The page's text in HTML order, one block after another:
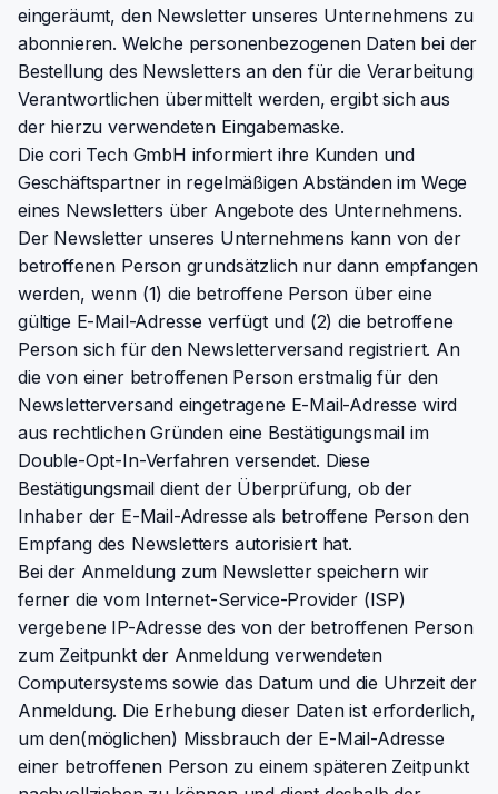
eingeräumt, den Newsletter unseres Unternehmens zu
abonnieren. Welche personenbezogenen Daten bei der
Bestellung des Newsletters an den für die Verarbeitung
Verantwortlichen übermittelt werden, ergibt sich aus
der hierzu verwendeten Eingabemaske.
Die cori Tech GmbH informiert ihre Kunden und
Geschäftspartner in regelmäßigen Abständen im Wege
eines Newsletters über Angebote des Unternehmens.
Der Newsletter unseres Unternehmens kann von der
betroffenen Person grundsätzlich nur dann empfangen
werden, wenn (1) die betroffene Person über eine
gültige E-Mail-Adresse verfügt und (2) die betroffene
Person sich für den Newsletterversand registriert. An
die von einer betroffenen Person erstmalig für den
Newsletterversand eingetragene E-Mail-Adresse wird
aus rechtlichen Gründen eine Bestätigungsmail im
Double-Opt-In-Verfahren versendet. Diese
Bestätigungsmail dient der Überprüfung, ob der
Inhaber der E-Mail-Adresse als betroffene Person den
Empfang des Newsletters autorisiert hat.
Bei der Anmeldung zum Newsletter speichern wir
ferner die vom Internet-Service-Provider (ISP)
vergebene IP-Adresse des von der betroffenen Person
zum Zeitpunkt der Anmeldung verwendeten
Computersystems sowie das Datum und die Uhrzeit der
Anmeldung. Die Erhebung dieser Daten ist erforderlich,
um den(möglichen) Missbrauch der E-Mail-Adresse
einer betroffenen Person zu einem späteren Zeitpunkt